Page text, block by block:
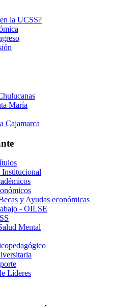
la UCSS?
María
Cajamarca
y Ayudas económicas
- OILSE
Mental
Líderes